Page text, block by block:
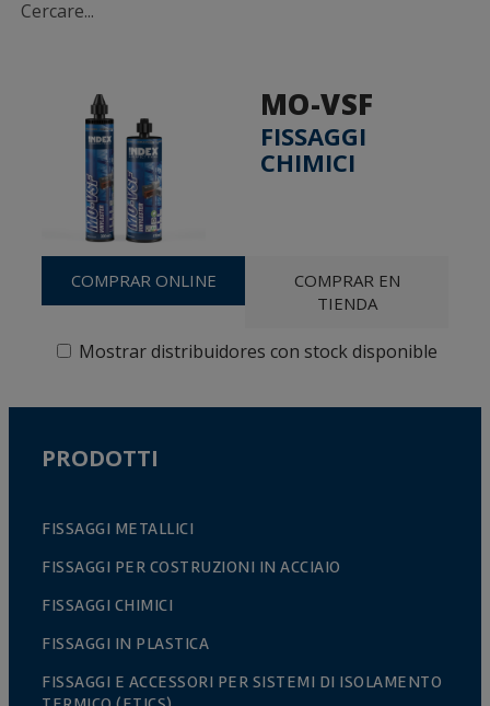
MO-VSF
FISSAGGI
CHIMICI
COMPRAR ONLINE
COMPRAR EN
TIENDA
Mostrar distribuidores con stock disponible
PRODOTTI
FISSAGGI METALLICI
FISSAGGI PER COSTRUZIONI IN ACCIAIO
FISSAGGI CHIMICI
FISSAGGI IN PLASTICA
FISSAGGI E ACCESSORI PER SISTEMI DI ISOLAMENTO